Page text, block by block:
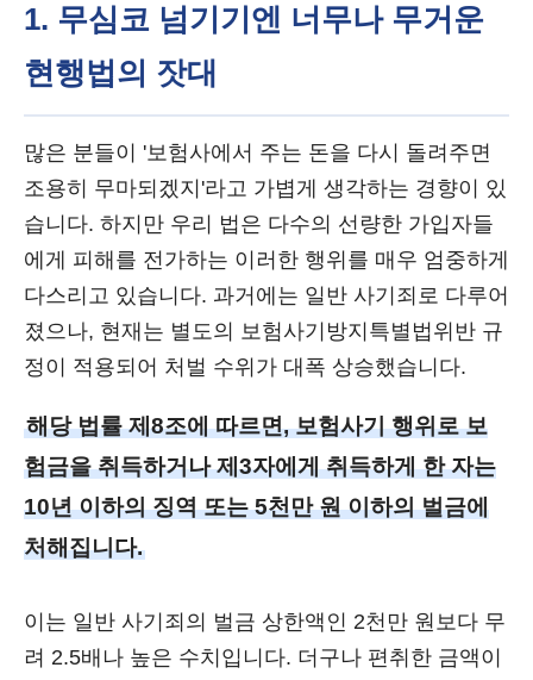
1. 무심코 넘기기엔 너무나 무거운
현행법의 잣대
많은 분들이 '보험사에서 주는 돈을 다시 돌려주면
조용히 무마되겠지'라고 가볍게 생각하는 경향이 있
습니다. 하지만 우리 법은 다수의 선량한 가입자들
에게 피해를 전가하는 이러한 행위를 매우 엄중하게
다스리고 있습니다. 과거에는 일반 사기죄로 다루어
졌으나, 현재는 별도의 보험사기방지특별법위반 규
정이 적용되어 처벌 수위가 대폭 상승했습니다.
해당 법률 제8조에 따르면, 보험사기 행위로 보
험금을 취득하거나 제3자에게 취득하게 한 자는
10년 이하의 징역 또는 5천만 원 이하의 벌금에
처해집니다.
이는 일반 사기죄의 벌금 상한액인 2천만 원보다 무
려 2.5배나 높은 수치입니다. 더구나 편취한 금액이